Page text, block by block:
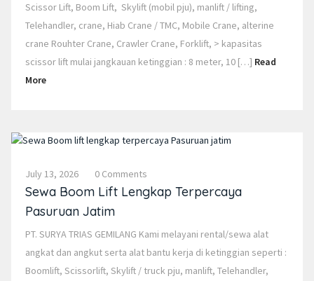
Scissor Lift, Boom Lift, Skylift (mobil pju), manlift / lifting,
Telehandler, crane, Hiab Crane / TMC, Mobile Crane, alterine
crane Rouhter Crane, Crawler Crane, Forklift, > kapasitas
scissor lift mulai jangkauan ketinggian : 8 meter, 10 […] Read
More
July 13, 2026 0 Comments
Sewa Boom Lift Lengkap Terpercaya
Pasuruan Jatim
PT. SURYA TRIAS GEMILANG Kami melayani rental/sewa alat
angkat dan angkut serta alat bantu kerja di ketinggian seperti :
Boomlift, Scissorlift, Skylift / truck pju, manlift, Telehandler,